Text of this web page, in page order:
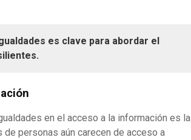
es clave para abordar el
en el acceso a la información es la
personas aún carecen de acceso a